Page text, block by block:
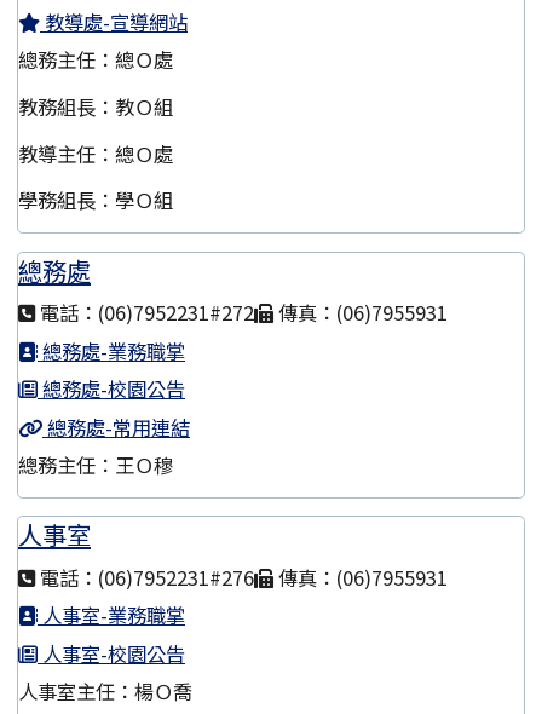
教導處-宣導網站
總務主任：總Ｏ處
教務組長：教Ｏ組
教導主任：總Ｏ處
學務組長：學Ｏ組
總務處
電話：(06)7952231#272
傳真：(06)7955931
總務處-業務職掌
總務處-校園公告
總務處-常用連結
總務主任：王Ｏ穆
人事室
電話：(06)7952231#276
傳真：(06)7955931
人事室-業務職掌
人事室-校園公告
人事室主任：楊Ｏ喬